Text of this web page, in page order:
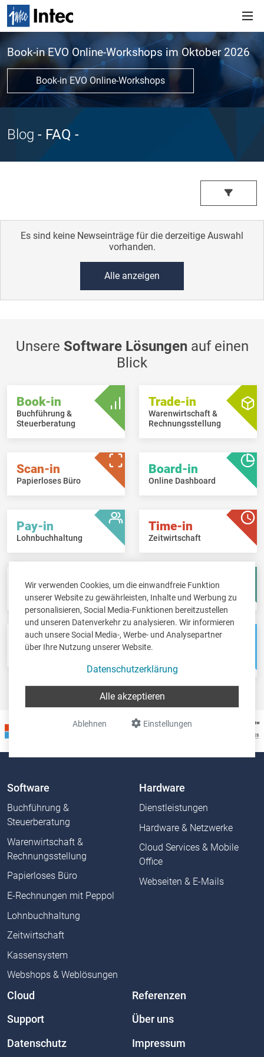
Wir verwenden Cookies, um die einwandfreie Funktion
unserer Website zu gewährleisten, Inhalte und Werbung zu
personalisieren, Social Media-Funktionen bereitzustellen
und unseren Datenverkehr zu analysieren. Wir informieren
auch unsere Social Media-, Werbe- und Analysepartner
über Ihre Nutzung unserer Website.
Datenschutzerklärung
Einstellungen
Ablehnen
Alle akzeptieren
Book-in EVO Online-Workshops im Oktober 2026
Book-in EVO Online-Workshops
Blog - FAQ -
Es sind keine Newseinträge für die derzeitige Auswahl
vorhanden.
Alle anzeigen
Unsere Software Lösungenauf einen
Blick
Book-in
Buchführung &
Steuerberatung
Trade-in
Warenwirtschaft &
Rechnungsstellung
Scan-in
Papierloses Büro
Board-in
Online Dashboard
Pay-in
Lohnbuchhaltung
Time-in
Zeitwirtschaft
Fisc-in
Steuererklärungen
Account-in
Jahresabschlüsse
Pos-in
Kassensystem
Net-in
Webshops &
Software
Buchführung &
Steuerberatung
Warenwirtschaft &
Rechnungsstellung
Papierloses Büro
E-Rechnungen mit Peppol
Lohnbuchhaltung
Zeitwirtschaft
Kassensystem
Webshops & Weblösungen
Hardware
Dienstleistungen
Hardware & Netzwerke
Cloud Services & Mobile
Office
Webseiten & E-Mails
Cloud Referenzen
Support Über uns
Datenschutz Impressum